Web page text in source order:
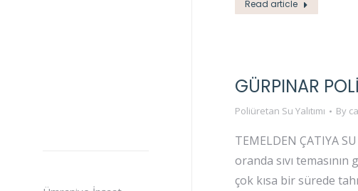
Read article
GÜRPINAR
Poliüretan Su Yalıtımı By
TEMELDEN ÇATIYA
oranda sıvı
çok kısa bir sürede